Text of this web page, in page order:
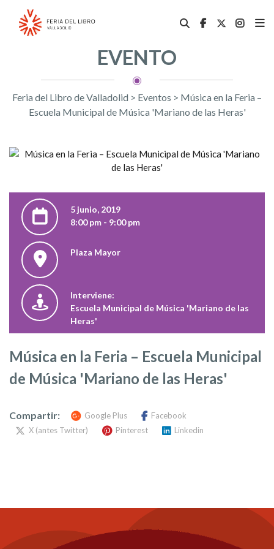
EVENTO
Feria del Libro de Valladolid > Eventos > Música en la Feria –
Escuela Municipal de Música 'Mariano de las Heras'
5 junio, 2019
8:00 pm - 9:00 pm
Plaza Mayor
Interviene:
Escuela Municipal de Música 'Mariano de las
Heras'
Música en la Feria – Escuela Municipal
de Música 'Mariano de las Heras'
Compartir: Google Plus
Facebook
X (antes Twitter)
Pinterest Linkedin